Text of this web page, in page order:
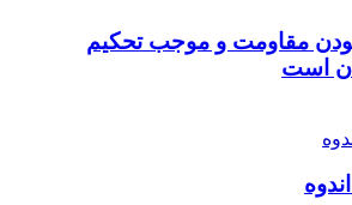
بودن مقاومت و موجب تحکیم
است